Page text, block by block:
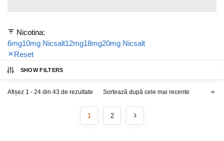
Nicotina:
6mg10mg Nicsalt12mg18mg20mg Nicsalt
Reset
SHOW FILTERS
Afișez 1 - 24 din 43 de rezultate
1 2